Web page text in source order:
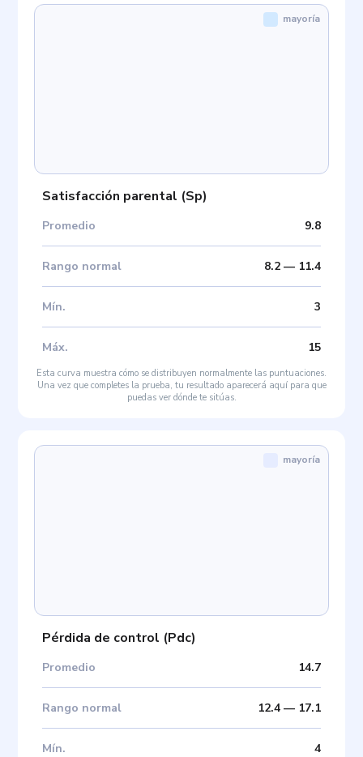
Satisfacción parental (Sp)
Promedio 9.8
Rango normal 8.2— 11.4
Mín. 3
Máx. 15
mayoría
Esta curva muestra cómo se distribuyen normalmente las puntuaciones.
Una vez que completes la prueba, tu resultado aparecerá aquí para que
puedas ver dónde te sitúas.
Pérdida de control (Pdc)
Promedio 14.7
Rango normal 12.4— 17.1
Mín. 4
mayoría